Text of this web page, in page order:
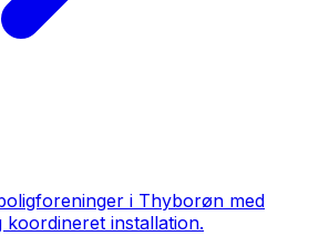
i Thyborøn med
installation.